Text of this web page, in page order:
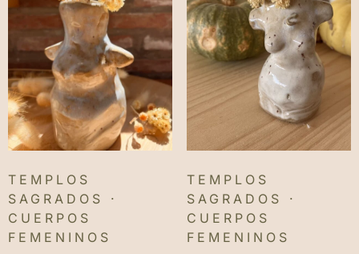
TEMPLOS
SAGRADOS ·
CUERPOS
FEMENINOS
TEMPLOS
SAGRADOS ·
CUERPOS
FEMENINOS